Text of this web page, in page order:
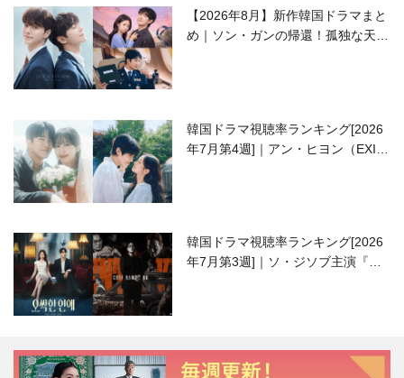
【2026年8月】新作韓国ドラマまと
め｜ソン・ガンの帰還！孤独な天才
韓国ドラマ視聴率ランキング[2026
年7月第4週]｜アン・ヒヨン（EXID
韓国ドラマ視聴率ランキング[2026
年7月第3週]｜ソ・ジソブ主演『エ